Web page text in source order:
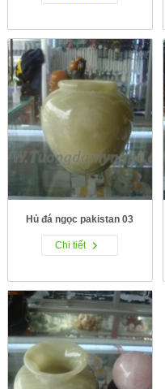
Hủ đá ngọc pakistan 03
Chi tiết